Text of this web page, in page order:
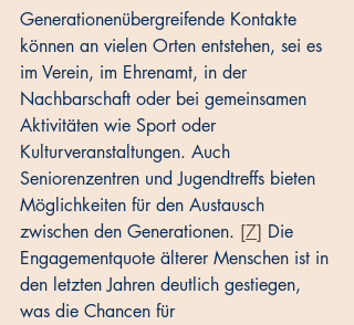
Generationenübergreifende Kontakte
können an vielen Orten entstehen, sei es
im Verein, im Ehrenamt, in der
Nachbarschaft oder bei gemeinsamen
Aktivitäten wie Sport oder
Kulturveranstaltungen. Auch
Seniorenzentren und Jugendtreffs bieten
Möglichkeiten für den Austausch
zwischen den Generationen. [7] Die
Engagementquote älterer Menschen ist in
den letzten Jahren deutlich gestiegen,
was die Chancen für